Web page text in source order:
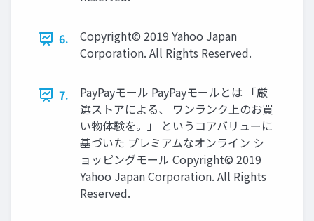
6.
Copyright© 2019 Yahoo Japan
Corporation. All Rights Reserved.
7.
PayPayモール PayPayモールとは 「厳
選ストアによる、 ワンランク上のお買
い物体験を。」 というコアバリューに
基づいた プレミアムなオンライン シ
ョッピングモール Copyright© 2019
Yahoo Japan Corporation. All Rights
Reserved.